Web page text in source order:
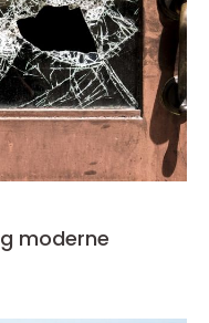
moderne